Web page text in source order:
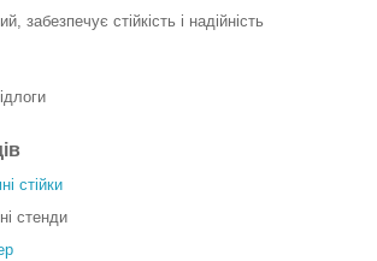
забезпечує стійкість і надійність
стійки
стенди